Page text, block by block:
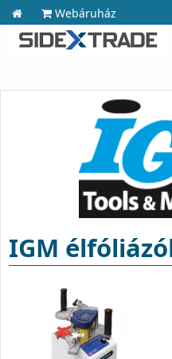
Webáruház
IGM